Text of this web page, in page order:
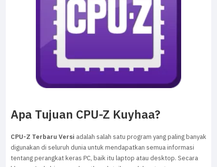
Apa Tujuan CPU-Z Kuyhaa?
CPU-Z Terbaru Versi adalah salah satu program yang paling banyak
digunakan di seluruh dunia untuk mendapatkan semua informasi
tentang perangkat keras PC, baik itu laptop atau desktop. Secara